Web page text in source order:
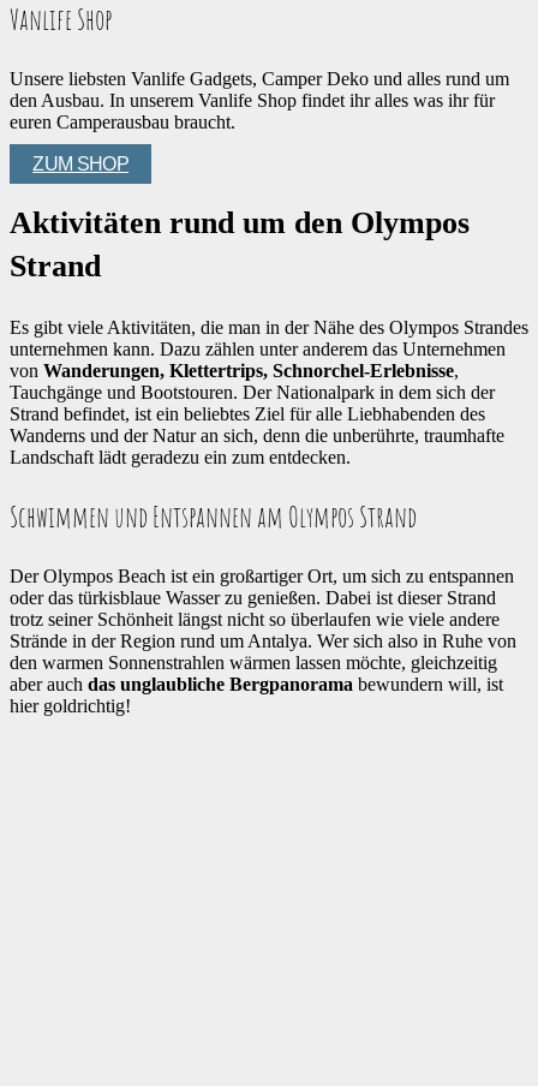
Vanlife Shop
Unsere liebsten Vanlife Gadgets, Camper Deko und alles rund um
den Ausbau. In unserem Vanlife Shop findet ihr alles was ihr für
euren Camperausbau braucht.
ZUM SHOP
Aktivitäten rund um den Olympos
Strand
Es gibt viele Aktivitäten, die man in der Nähe des Olympos Strandes
unternehmen kann. Dazu zählen unter anderem das Unternehmen
von Wanderungen, Klettertrips, Schnorchel-Erlebnisse,
Tauchgänge und Bootstouren. Der Nationalpark in dem sich der
Strand befindet, ist ein beliebtes Ziel für alle Liebhabenden des
Wanderns und der Natur an sich, denn die unberührte, traumhafte
Landschaft lädt geradezu ein zum entdecken.
Schwimmen und Entspannen am Olympos Strand
Der Olympos Beach ist ein großartiger Ort, um sich zu entspannen
oder das türkisblaue Wasser zu genießen. Dabei ist dieser Strand
trotz seiner Schönheit längst nicht so überlaufen wie viele andere
Strände in der Region rund um Antalya. Wer sich also in Ruhe von
den warmen Sonnenstrahlen wärmen lassen möchte, gleichzeitig
aber auch das unglaubliche Bergpanorama bewundern will, ist
hier goldrichtig!